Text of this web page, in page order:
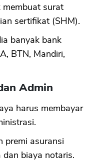
membuat surat
sertifikat (SHM).
banyak bank
BTN, Mandiri,
Admin
harus membayar
premi asuransi
biaya notaris.